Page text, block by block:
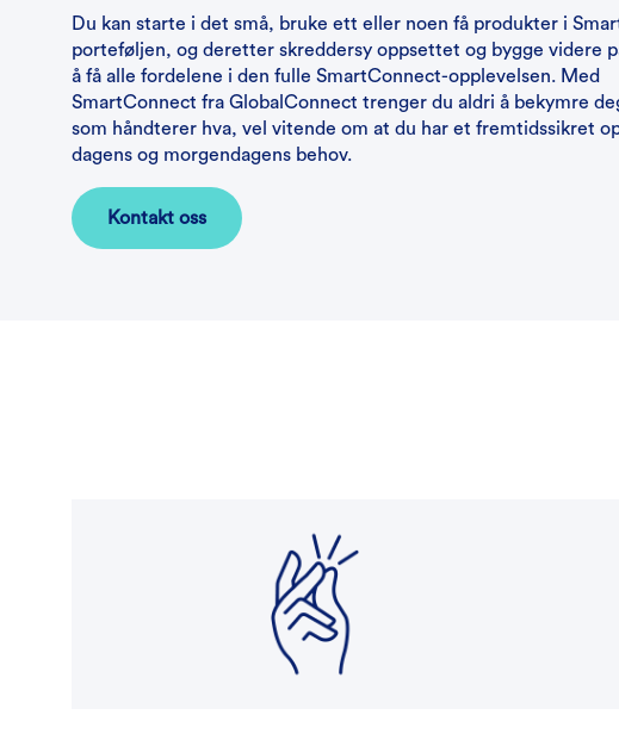
Du kan starte i det små, bruke ett eller noen få produkter i
porteføljen, og deretter skreddersy oppsettet og bygge videre
å få alle fordelene i den fulle SmartConnect-opplevelsen. Med
SmartConnect fra GlobalConnect trenger du aldri å bekymre
som håndterer hva, vel vitende om at du har et fremtidssikret
dagens og morgendagens behov.
Kontakt oss